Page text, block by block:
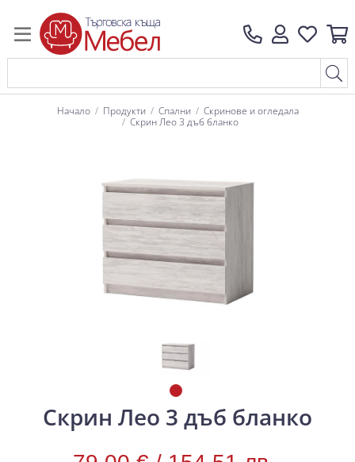
Начало Продукти Спални
Скринове и огледала
Скрин Лео 3 дъб бланко
Скрин Лео 3 дъб бланко